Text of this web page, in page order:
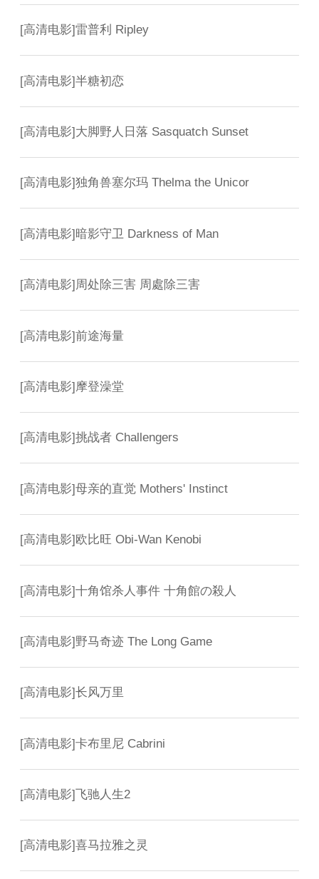
[高清电影]雷普利 Ripley
[高清电影]半糖初恋
[高清电影]大脚野人日落 Sasquatch Sunset
[高清电影]独角兽塞尔玛 Thelma the Unicor
[高清电影]暗影守卫 Darkness of Man
[高清电影] 周处除三害 周處除三害
[高清电影]前途海量
[高清电影]摩登澡堂
[高清电影]挑战者 Challengers
[高清电影]母亲的直觉 Mothers' Instinct
[高清电影]欧比旺 Obi-Wan Kenobi
[高清电影]十角馆杀人事件 十角館の殺人
[高清电影]野马奇迹 The Long Game
[高清电影]长风万里
[高清电影]卡布里尼 Cabrini
[高清电影]飞驰人生2
[高清电影]喜马拉雅之灵